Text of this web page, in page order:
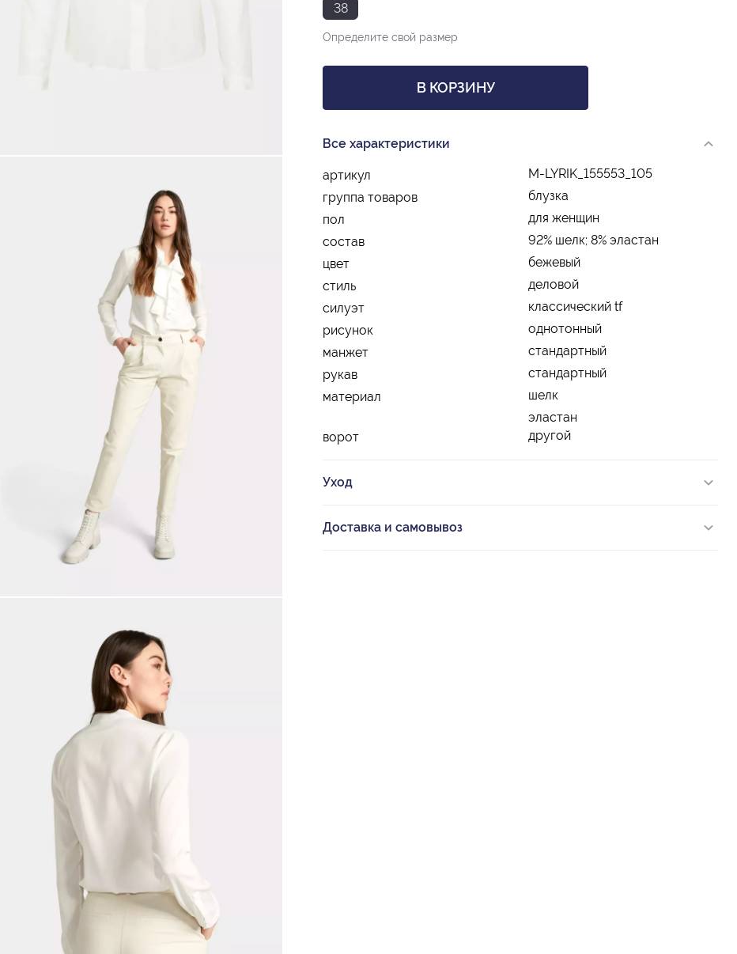
38
Определите свой размер
В КОРЗИНУ
Все характеристики
артикул
M-LYRIK_155553_105
группа товаров
блузка
пол
для женщин
состав
92% шелк; 8% эластан
цвет
бежевый
стиль
деловой
силуэт
классический tf
рисунок
однотонный
манжет
стандартный
рукав
стандартный
материал
шелк
эластан
ворот
другой
Уход
Доставка и самовывоз